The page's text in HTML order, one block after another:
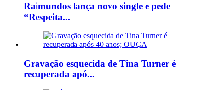
Raimundos lança novo single e pede
“Respeita...
Gravação esquecida de Tina Turner é
recuperada apó...